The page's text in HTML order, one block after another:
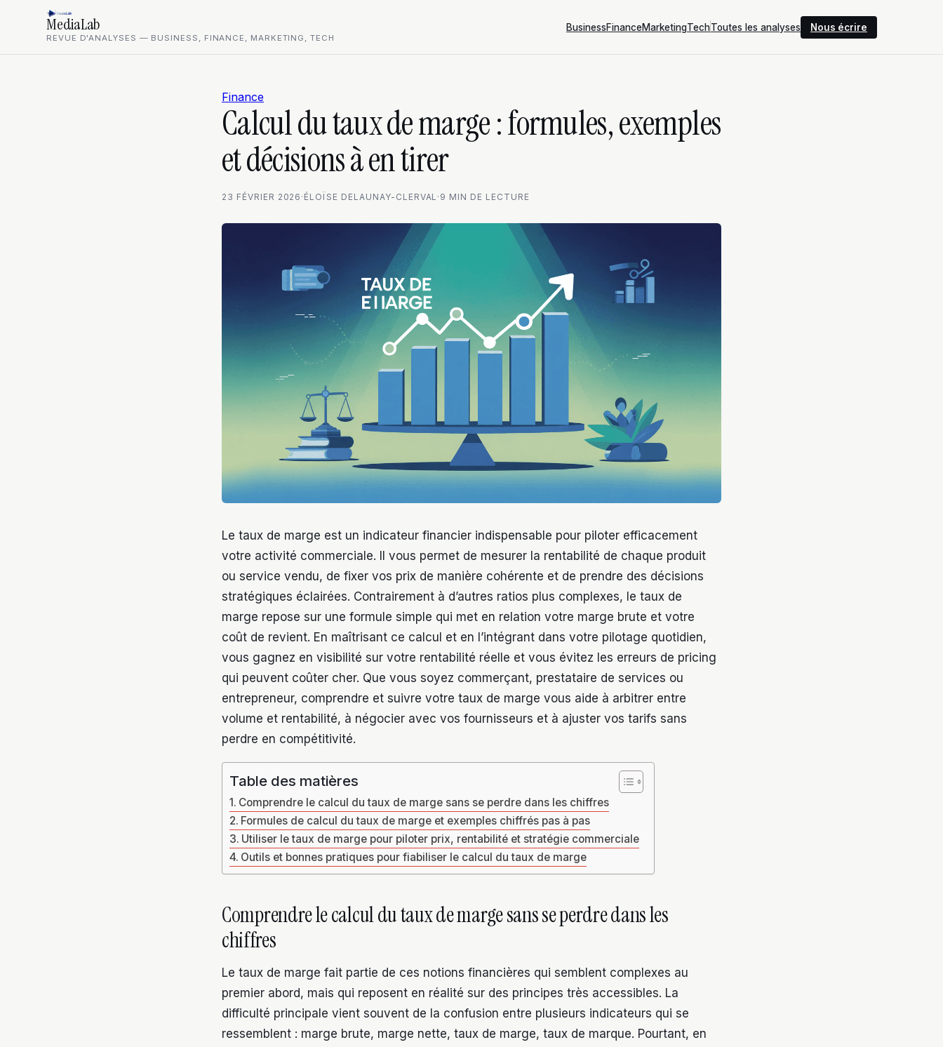
MediaLab
REVUE D'ANALYSES — BUSINESS, FINANCE, MARKETING, TECH
BusinessFinanceMarketingTechToutes les analyses Nous écrire
Finance
Calcul du taux de marge : formules, exemples
et décisions à en tirer
23 FÉVRIER 2026 · ÉLOÏSE DELAUNAY-CLERVAL · 9 MIN DE LECTURE
Le taux de marge est un indicateur financier indispensable pour piloter efficacement
votre activité commerciale. Il vous permet de mesurer la rentabilité de chaque produit
ou service vendu, de fixer vos prix de manière cohérente et de prendre des décisions
stratégiques éclairées. Contrairement à d’autres ratios plus complexes, le taux de
marge repose sur une formule simple qui met en relation votre marge brute et votre
coût de revient. En maîtrisant ce calcul et en l’intégrant dans votre pilotage quotidien,
vous gagnez en visibilité sur votre rentabilité réelle et vous évitez les erreurs de pricing
qui peuvent coûter cher. Que vous soyez commerçant, prestataire de services ou
entrepreneur, comprendre et suivre votre taux de marge vous aide à arbitrer entre
volume et rentabilité, à négocier avec vos fournisseurs et à ajuster vos tarifs sans
perdre en compétitivité.
Table des matières
Comprendre le calcul du taux de marge sans se perdre dans les chiffres
Formules de calcul du taux de marge et exemples chiffrés pas à pas
Utiliser le taux de marge pour piloter prix, rentabilité et stratégie commerciale
Outils et bonnes pratiques pour fiabiliser le calcul du taux de marge
Comprendre le calcul du taux de marge sans se perdre dans les
chiffres
Le taux de marge fait partie de ces notions financières qui semblent complexes au
premier abord, mais qui reposent en réalité sur des principes très accessibles. La
difficulté principale vient souvent de la confusion entre plusieurs indicateurs qui se
ressemblent : marge brute, marge nette, taux de marge, taux de marque. Pourtant, en